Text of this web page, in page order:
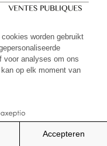
keurmerken Tetard
de ene melkkan met